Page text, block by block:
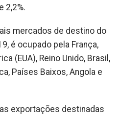
2,2%.
mercados de destino do
é ocupado pela França,
(EUA), Reino Unido, Brasil,
Países Baixos, Angola e
exportações destinadas